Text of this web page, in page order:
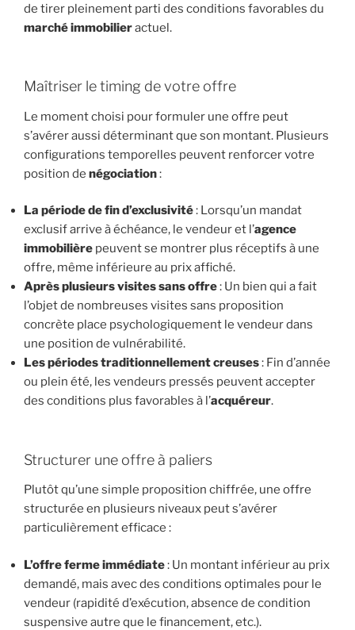
de tirer pleinement parti des conditions favorables du
marché immobilieractuel.
Maîtriser le timing de votre offre
Le moment choisi pour formuler une offre peut
s’avérer aussi déterminant que son montant. Plusieurs
configurations temporelles peuvent renforcer votre
position de négociation:
La période de fin d’exclusivité: Lorsqu’un mandat
exclusif arrive à échéance, le vendeur et l’agence
immobilière peuvent se montrer plus réceptifs à une
offre, même inférieure au prix affiché.
Après plusieurs visites sans offre: Un bien qui a fait
l’objet de nombreuses visites sans proposition
concrète place psychologiquement le vendeur dans
une position de vulnérabilité.
Les périodes traditionnellement creuses: Fin d’année
ou plein été, les vendeurs pressés peuvent accepter
des conditions plus favorables à l’acquéreur.
Structurer une offre à paliers
Plutôt qu’une simple proposition chiffrée, une offre
structurée en plusieurs niveaux peut s’avérer
particulièrement efficace :
L’offre ferme immédiate: Un montant inférieur au prix
demandé, mais avec des conditions optimales pour le
vendeur (rapidité d’exécution, absence de condition
suspensive autre que le financement, etc.).